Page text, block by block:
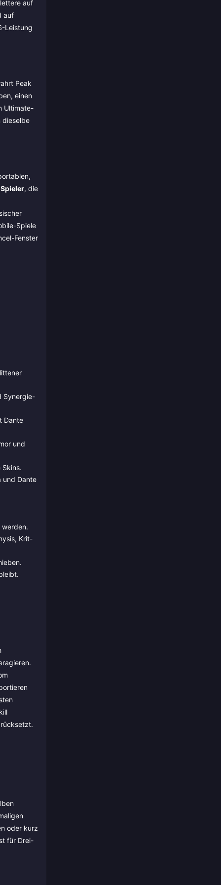
auf
auf
Leistung
Peak
einen
Ultimate-
dieselbe
, die
Spiele
Fenster
Synergie-
Dante
und
und Dante
Krit-
oder kurz
für Drei-